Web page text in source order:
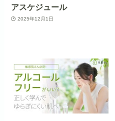
アスケジュール
2025年12月1日